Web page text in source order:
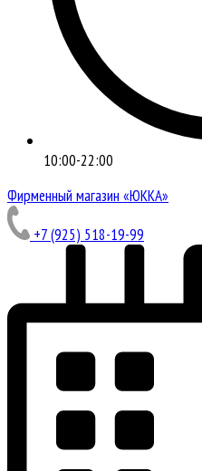
10:00-22:00
Фирменный магазин «ЮККА»
+7 (925) 518-19-99